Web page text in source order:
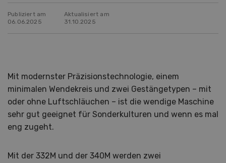
Publiziert am
06.06.2025
Aktualisiert am
31.10.2025
Mit modernster Präzisionstechnologie, einem
minimalen Wendekreis und zwei Gestängetypen – mit
oder ohne Luftschläuchen – ist die wendige Maschine
sehr gut geeignet für Sonderkulturen und wenn es mal
eng zugeht.
Mit der 332M und der 340M werden zwei